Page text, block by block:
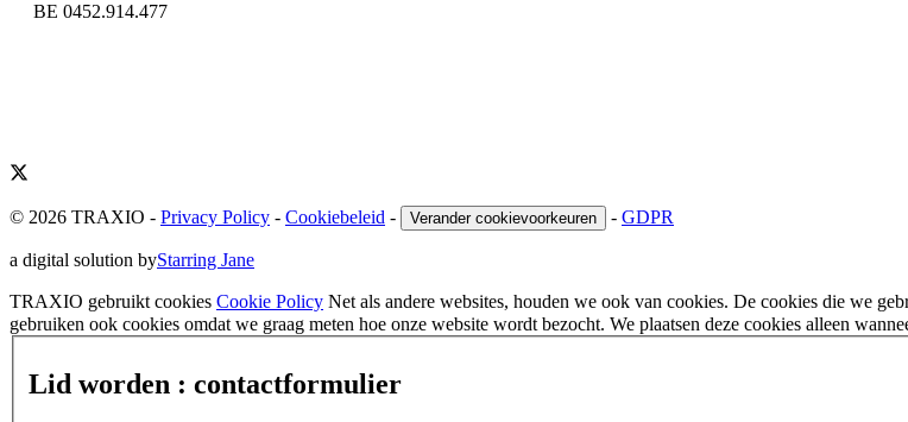
BE 0452.914.477
© 2026 TRAXIO - Privacy Policy - Cookiebeleid - Verander cookievoorkeuren - GDPR
a digital solution byStarring Jane
TRAXIO gebruikt cookies Cookie Policy Net als andere websites, houden we ook van cookies. De cookies die we
gebruiken ook cookies omdat we graag meten hoe onze website wordt bezocht. We plaatsen deze cookies alleen
Lid worden : contactformulier